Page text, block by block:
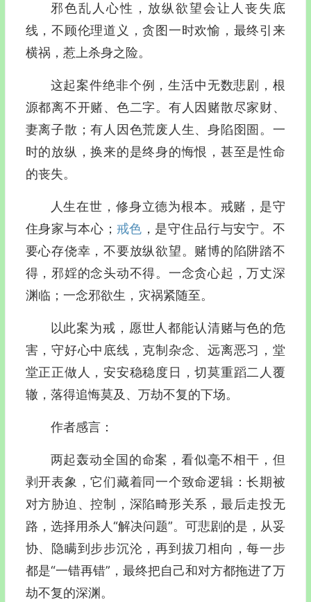
邪色乱人心性，放纵欲望会让人丧失底
线，不顾伦理道义，贪图一时欢愉，最终引来
横祸，惹上杀身之险。
这起案件绝非个例，生活中无数悲剧，根
源都离不开赌、色二字。有人因赌散尽家财、
妻离子散；有人因色荒废人生、身陷囹圄。一
时的放纵，换来的是终身的悔恨，甚至是性命
的丧失。
人生在世，修身立德为根本。戒赌，是守
住身家与本心； 戒色，是守住品行与安宁。不
要心存侥幸，不要放纵欲望。赌博的陷阱踏不
得，邪婬的念头动不得。一念贪心起，万丈深
渊临；一念邪欲生，灾祸紧随至。
以此案为戒，愿世人都能认清赌与色的危
害，守好心中底线，克制杂念、远离恶习，堂
堂正正做人，安安稳稳度日，切莫重蹈二人覆
辙，落得追悔莫及、万劫不复的下场。
作者感言：
两起轰动全国的命案，看似毫不相干，但
剥开表象，它们藏着同一个致命逻辑：长期被
对方胁迫、控制，深陷畸形关系，最后走投无
路，选择用杀人“解决问题”。可悲剧的是，从妥
协、隐瞒到步步沉沦，再到拔刀相向，每一步
都是“一错再错”，最终把自己和对方都拖进了万
劫不复的深渊。